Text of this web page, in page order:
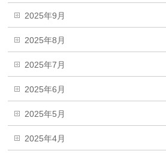
2025年9月
2025年8月
2025年7月
2025年6月
2025年5月
2025年4月